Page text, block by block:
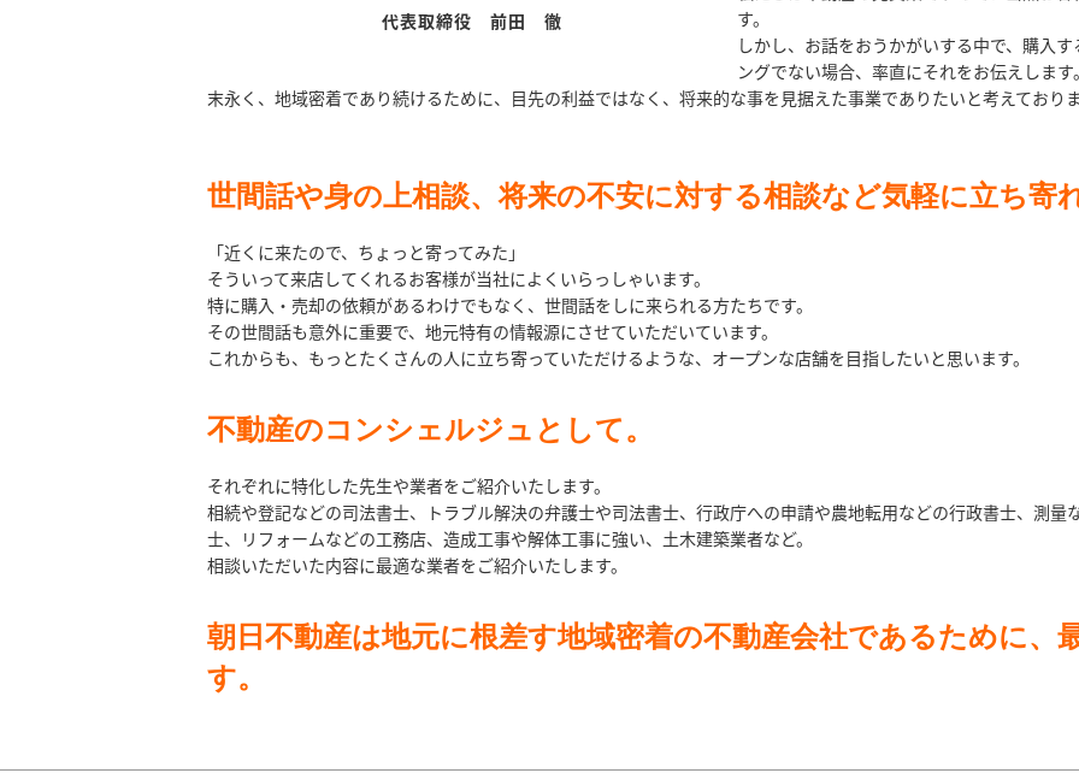
代表取締役 前田 徹
す。
しかし、お話をおうかがいする中で、購入
ングでない場合、率直にそれをお伝えします。
末永く、地域密着であり続けるために、目先の利益ではなく、将来的な事を見据えた事業でありたいと考えておりま
世間話や身の上相談、将来の不安に対する相談など気軽に立ち寄
「近くに来たので、ちょっと寄ってみた」
そういって来店してくれるお客様が当社によくいらっしゃいます。
特に購入・売却の依頼があるわけでもなく、世間話をしに来られる方たちです。
その世間話も意外に重要で、地元特有の情報源にさせていただいています。
これからも、もっとたくさんの人に立ち寄っていただけるような、オープンな店舗を目指したいと思います。
不動産のコンシェルジュとして。
それぞれに特化した先生や業者をご紹介いたします。
相続や登記などの司法書士、トラブル解決の弁護士や司法書士、行政庁への申請や農地転用などの行政書士、測量
士、リフォームなどの工務店、造成工事や解体工事に強い、土木建築業者など。
相談いただいた内容に最適な業者をご紹介いたします。
朝日不動産は地元に根差す地域密着の不動産会社であるために、
す。